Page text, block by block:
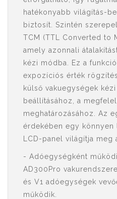
hatékonyabb világítás-
biztosít. Szintén
TCM (TTL Converted to
amely azonnali
kézi módba. Ez a
expozíciós érték
külső vakuegységek
beállításához, a
meghatározásához. Az
érdekében egy könnyen
LCD-panel világítja meg
- Adóegységként
AD300Pro
és V1 adóegységek
működik.